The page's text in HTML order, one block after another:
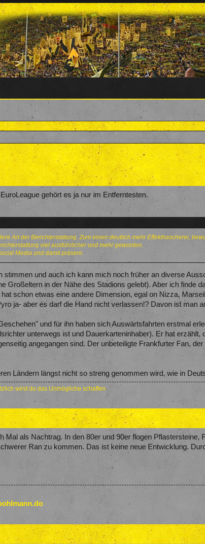
gehört es ja nur im Entferntesten.
Art der Berichterstattung. Zum einen deutlich mehr Effekthascherei,
viel ausführlicher und mehr geworden.
Media und damit präsent.
und auch ich kann mich noch früher an diverse
Großeltern in der Nähe des Stadions gelebt). Aber ich finde
schon etwas eine andere Dimension, egal on Nizza,
ja- aber es darf die Hand nicht verlassen!? Davon ist man
und für ihn haben sich Auswärtsfahrten erstmal
unterwegs ist und Dauerkarteninhaber). Er hat erzählt,
angegangen sind. Der unbeteiligte Frankfurter Fan,
Ländern längst nicht so streng genommen wird, wie in
wirst du das Unmögliche schaffen
Mal als Nachtrag. In den 80er und 90er flogen Pflastersteine,
Ran zu kommen. Das ist keine neue Entwicklung.